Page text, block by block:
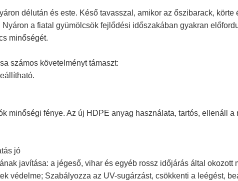
délután és este. Késő tavasszal, amikor az őszibarack,
a fiatal gyümölcsök fejlődési időszakában gyakran
minőségét.
számos követelményt támaszt:
minőségi fénye. Az új HDPE anyag használata, tartós, ellenáll
jó
javítása: a jégeső, vihar és egyéb rossz időjárás által
védelme; Szabályozza az UV-sugárzást, csökkenti a leégést,